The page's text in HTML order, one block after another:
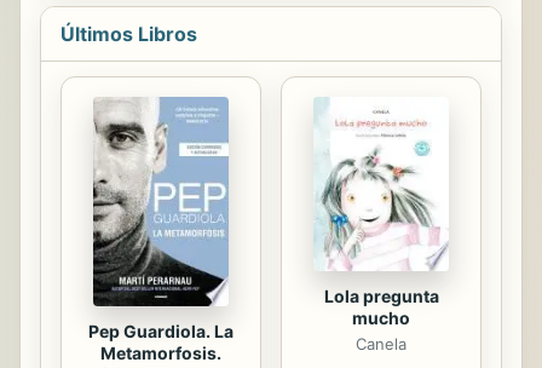
desarrolla en su mayor parte en un
país y una sucesión de
acontecimientos históricos
determinados, pero los sentimientos
que recorren sus páginas son
universales: la búsqueda de la
justicia, el honor, el respeto, la
amistad, el amor, la soledad, el valor
de la palabra dada. Es una historia...
Últimos Libros
Pep Guardiola. La
Metamorfosis.
Lola pregunta
mucho
Canela